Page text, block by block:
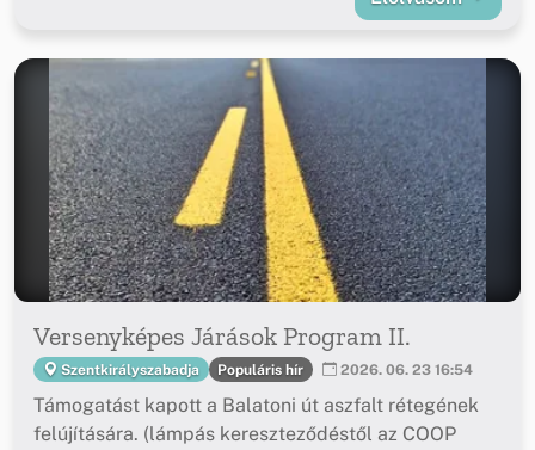
Versenyképes Járások Program II.
Szentkirályszabadja Populáris hír 2026. 06. 23 16:54
Támogatást kapott a Balatoni út aszfalt rétegének
felújítására. (lámpás kereszteződéstől az COOP